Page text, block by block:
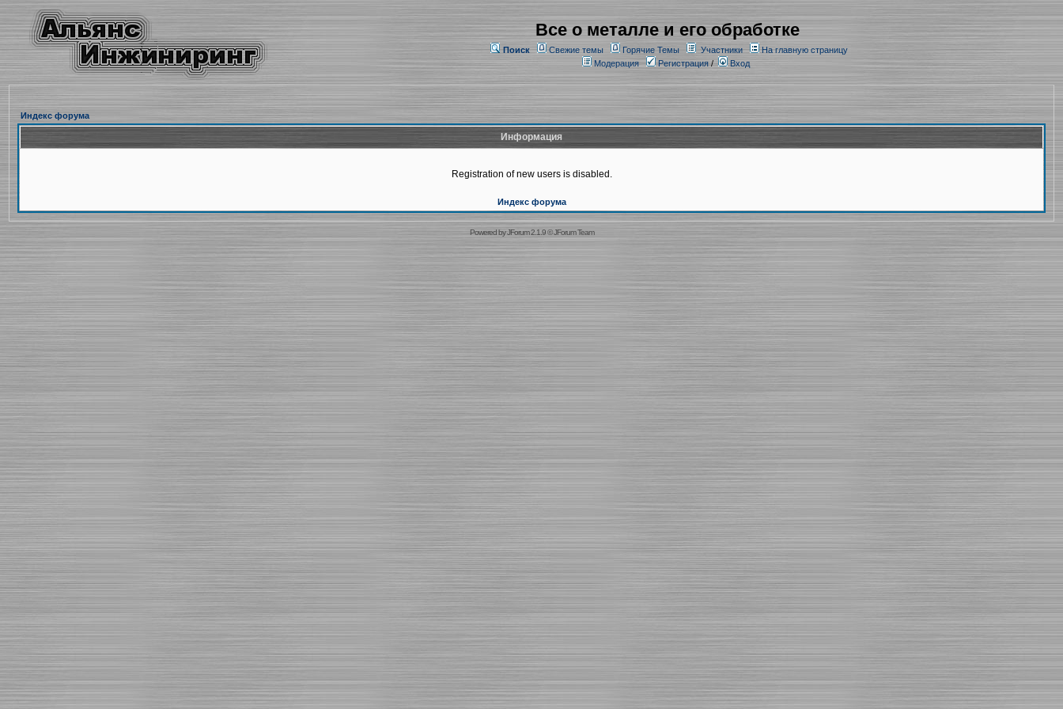
Все о металле и его обработке
Поиск Свежие темы Горячие Темы Участники
На главную страницу
Модерация
Регистрация/ Вход
Индекс форума
Информация
Registration of new users is disabled.
Индекс форума
Powered byJForum 2.1.9©JForum Team